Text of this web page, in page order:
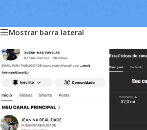
Mostrar barra lateral